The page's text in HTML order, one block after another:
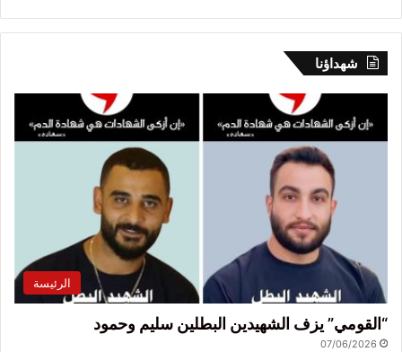
شهداؤنا
الرئيسة
“القومي” يزف الشهيدين البطلين سليم وحمود
07/06/2026